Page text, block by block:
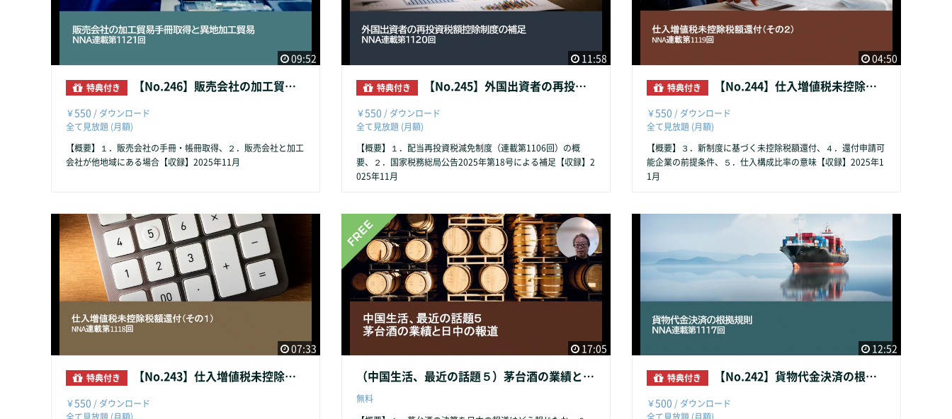
09:52
特典付き 【No.246】販売会社の加工貿易手冊取得と異地加工貿易
￥550 / ダウンロード
全て見放題 (月額)
【概要】１．販売会社の手冊・帳冊取得、２．販売会社と加工
会社が他地域にある場合【収録】2025年11月
11:58
特典付き 【No.245】外国出資者の再投資税額控除制度の補足
￥550 / ダウンロード
全て見放題 (月額)
【概要】１．配当再投資税減免制度（連載第1106回）の概
要、２．国家税務総局公告2025年第18号による補足【収録】2
025年11月
04:50
特典付き 【No.244】仕入増値税未控除税額還付（その２）
￥550 / ダウンロード
全て見放題 (月額)
【概要】３．新制度に基づく未控除税額還付、４．還付申請可
能企業の前提条件、５．仕入構成比率の意味【収録】2025年1
1月
07:33
特典付き 【No.243】仕入増値税未控除税額還付（その１）
￥550 / ダウンロード
17:05
（中国生活、最近の話題５）茅台酒の業績と日中の報道（2025年10月）
無料
12:52
特典付き 【No.242】貨物代金決済の根拠規則
￥500 / ダウンロード